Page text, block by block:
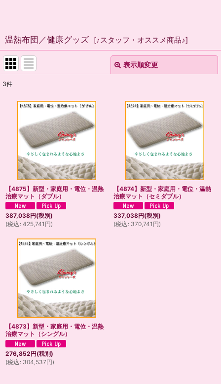
温熱布団／健康グッズ [♪スタッフ・オススメ商品♪]
表示順変更
3件
【4875】新型・家庭用・電位・温熱
治療マット（ダブル）
387,038円(税別)
(税込 : 425,741 円)
【4874】新型・家庭用・電位・温熱
治療マット（セミダブル）
337,038円(税別)
(税込 : 370,741 円)
【4873】新型・家庭用・電位・温熱
治療マット（シングル）
276,852円(税別)
(税込 : 304,537円)